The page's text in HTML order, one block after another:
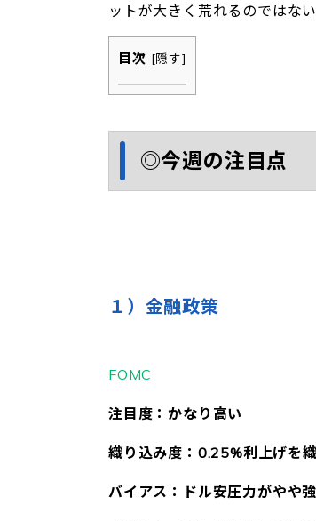
ットが大きく荒れるのではな
目次 [隠す]
◎今週の注目点
１）金融政策
FOMC
注目度：かなり高い
織り込み度：0.25%利上げを
バイアス：ドル安圧力がやや